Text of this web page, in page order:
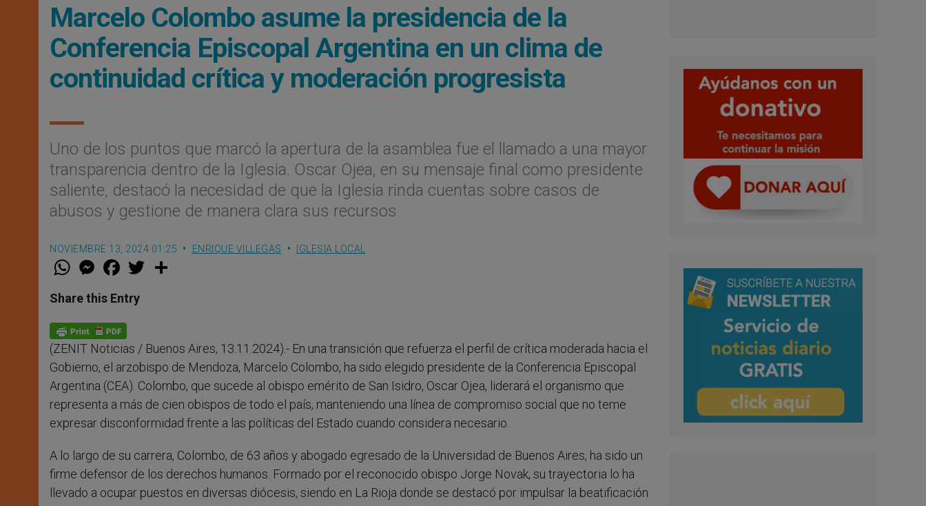
Marcelo Colombo asume la presidencia de la
Conferencia Episcopal Argentina en un clima de
continuidad crítica y moderación progresista
Uno de los puntos que marcó la apertura de la asamblea fue el llamado a una mayor
transparencia dentro de la Iglesia. Oscar Ojea, en su mensaje final como presidente
saliente, destacó la necesidad de que la Iglesia rinda cuentas sobre casos de
abusos y gestione de manera clara sus recursos
NOVIEMBRE 13, 2024 01:25 ENRIQUE VILLEGAS IGLESIA LOCAL
W
t
s
p
p
M
e
s
e
g
e
r
F
a
e
b
o
k
w
Share this Entry
(ZENIT Noticias / Buenos Aires, 13.11.2024).- En una transición que refuerza el perfil de crítica moderada hacia el
Gobierno, el arzobispo de Mendoza, Marcelo Colombo, ha sido elegido presidente de la Conferencia Episcopal
Argentina (CEA). Colombo, que sucede al obispo emérito de San Isidro, Oscar Ojea, liderará el organismo que
representa a más de cien obispos de todo el país, manteniendo una línea de compromiso social que no teme
expresar disconformidad frente a las políticas del Estado cuando considera necesario.
A lo largo de su carrera, Colombo, de 63 años y abogado egresado de la Universidad de Buenos Aires, ha sido un
firme defensor de los derechos humanos. Formado por el reconocido obispo Jorge Novak, su trayectoria lo ha
llevado a ocupar puestos en diversas diócesis, siendo en La Rioja donde se destacó por impulsar la beatificación